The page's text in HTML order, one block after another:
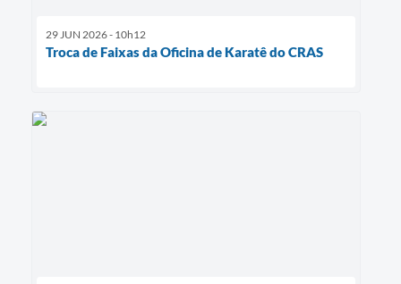
29 JUN 2026 - 10h12
Troca de Faixas da Oficina de Karatê do CRAS